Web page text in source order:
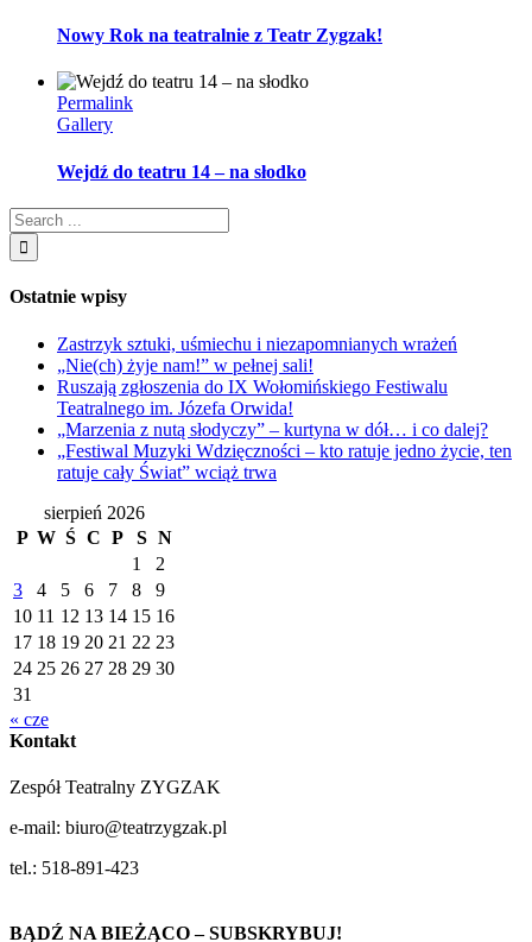
Nowy Rok na teatralnie z Teatr Zygzak!
Permalink
Gallery
Wejdź do teatru 14 – na słodko
Ostatnie wpisy
Zastrzyk sztuki, uśmiechu i niezapomnianych wrażeń
„Nie(ch) żyje nam!” w pełnej sali!
Ruszają zgłoszenia do IX Wołomińskiego Festiwalu
Teatralnego im. Józefa Orwida!
„Marzenia z nutą słodyczy” – kurtyna w dół… i co dalej?
„Festiwal Muzyki Wdzięczności – kto ratuje jedno życie, ten
ratuje cały Świat” wciąż trwa
sierpień 2026
P W Ś C P S N
1
2
3
4 5 6 7 8
9
10 11 12 13 14 15 16
17 18 19 20 21 22 23
24 25 26 27 28 29 30
31
« cze
Kontakt
Zespół Teatralny ZYGZAK
e-mail: biuro@teatrzygzak.pl
tel.: 518-891-423
BĄDŹ NA BIEŻĄCO – SUBSKRYBUJ!